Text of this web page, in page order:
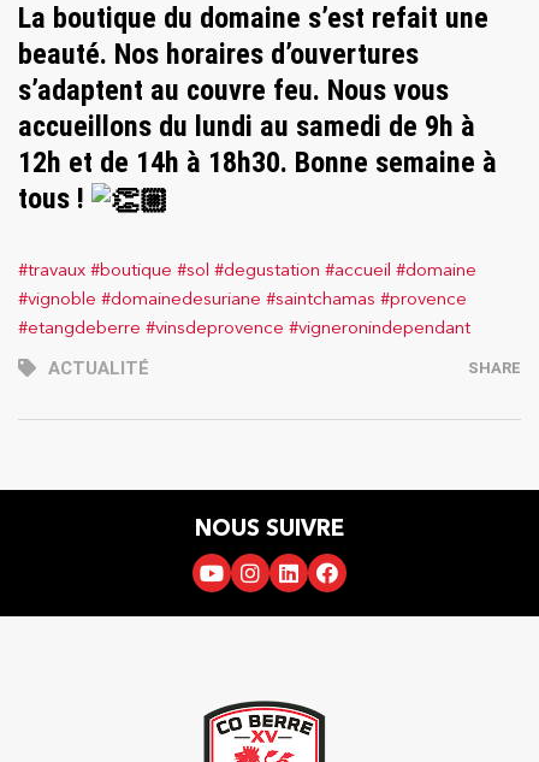
La boutique du domaine s’est refait une
beauté. Nos horaires d’ouvertures
s’adaptent au couvre feu. Nous vous
accueillons du lundi au samedi de 9h à
12h et de 14h à 18h30. Bonne semaine à
tous !
#travaux #boutique #sol #degustation #accueil #domaine
#vignoble #domainedesuriane #saintchamas #provence
#etangdeberre #vinsdeprovence #vigneronindependant
ACTUALITÉ SHARE
NOUS SUIVRE